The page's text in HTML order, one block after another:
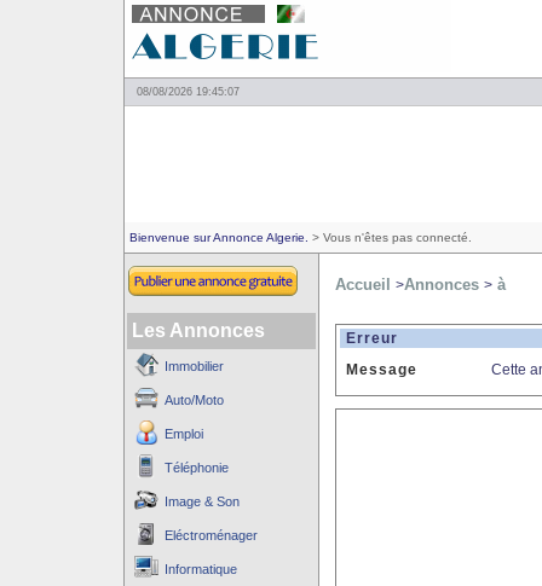
08/08/2026 19:45:07
Bienvenue sur Annonce Algerie. > Vous n'êtes pas connecté.
Les Annonces
Immobilier
Auto/Moto
Emploi
Téléphonie
Image & Son
Eléctroménager
Informatique
Accueil >Annonces >à
Erreur
Message
Cette